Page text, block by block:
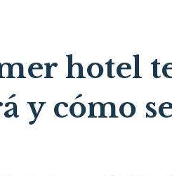
hotel
y cómo